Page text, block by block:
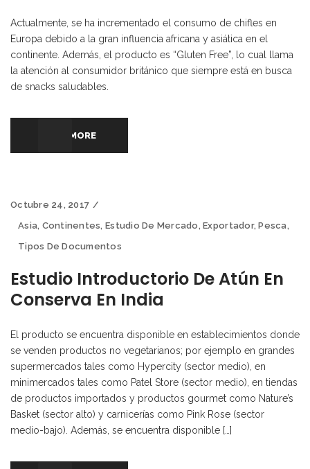
Actualmente, se ha incrementado el consumo de chifles en
Europa debido a la gran influencia africana y asiática en el
continente. Además, el producto es “Gluten Free”, lo cual llama
la atención al consumidor británico que siempre está en busca
de snacks saludables.
READ MORE
Octubre 24, 2017
Asia, Continentes, Estudio De Mercado ,Exportador,Pesca,
Tipos De Documentos
Estudio Introductorio De Atún En
Conserva En India
El producto se encuentra disponible en establecimientos donde
se venden productos no vegetarianos; por ejemplo en grandes
supermercados tales como Hypercity (sector medio), en
minimercados tales como Patel Store (sector medio), en tiendas
de productos importados y productos gourmet como Nature’s
Basket (sector alto) y carnicerías como Pink Rose (sector
medio-bajo). Además, se encuentra disponible […]